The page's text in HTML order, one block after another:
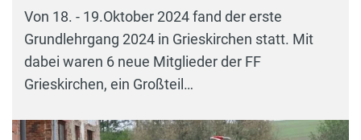
Von 18. - 19.Oktober 2024 fand der erste
Grundlehrgang 2024 in Grieskirchen statt. Mit
dabei waren 6 neue Mitglieder der FF
Grieskirchen, ein Großteil…